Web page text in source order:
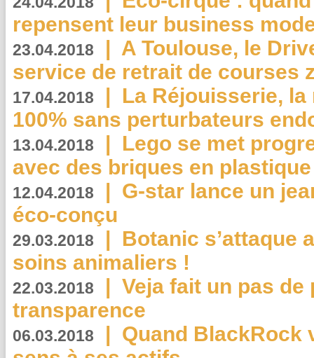
repensent leur business
23.04.2018 | A Toulouse, le
service de retrait de courses
17.04.2018 | La Réjouisserie,
100% sans perturbateurs
13.04.2018 | Lego se met
avec des briques en
12.04.2018 | G-star lance un
éco-conçu
29.03.2018 | Botanic s’attaque
soins animaliers !
22.03.2018 | Veja fait un pas de
transparence
06.03.2018 | Quand BlackRock